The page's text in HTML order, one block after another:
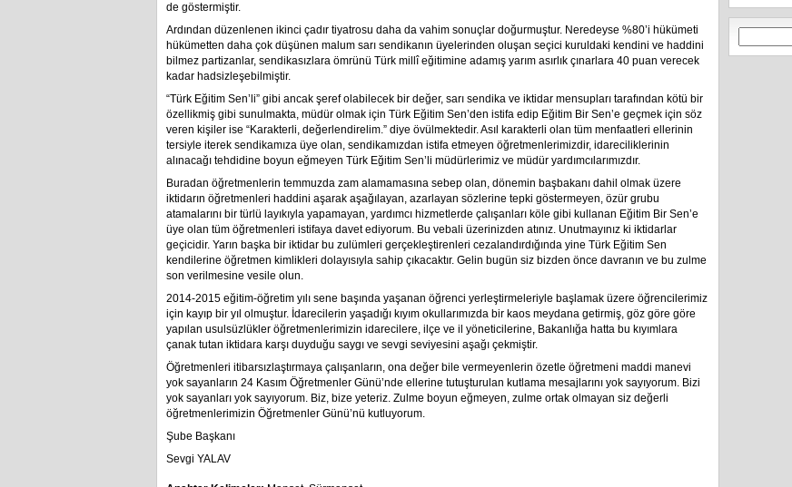
de göstermiştir.
Ardından düzenlenen ikinci çadır tiyatrosu daha da vahim sonuçlar doğurmuştur. Neredeyse %80’i hükümeti
hükümetten daha çok düşünen malum sarı sendikanın üyelerinden oluşan seçici kuruldaki kendini ve haddini
bilmez partizanlar, sendikasızlara ömrünü Türk millî eğitimine adamış yarım asırlık çınarlara 40 puan verecek
kadar hadsizleşebilmiştir.
“Türk Eğitim Sen’li” gibi ancak şeref olabilecek bir değer, sarı sendika ve iktidar mensupları tarafından kötü bir
özellikmiş gibi sunulmakta, müdür olmak için Türk Eğitim Sen’den istifa edip Eğitim Bir Sen’e geçmek için söz
veren kişiler ise “Karakterli, değerlendirelim.” diye övülmektedir. Asıl karakterli olan tüm menfaatleri ellerinin
tersiyle iterek sendikamıza üye olan, sendikamızdan istifa etmeyen öğretmenlerimizdir, idareciliklerinin
alınacağı tehdidine boyun eğmeyen Türk Eğitim Sen’li müdürlerimiz ve müdür yardımcılarımızdır.
Buradan öğretmenlerin temmuzda zam alamamasına sebep olan, dönemin başbakanı dahil olmak üzere
iktidarın öğretmenleri haddini aşarak aşağılayan, azarlayan sözlerine tepki göstermeyen, özür grubu
atamalarını bir türlü layıkıyla yapamayan, yardımcı hizmetlerde çalışanları köle gibi kullanan Eğitim Bir Sen’e
üye olan tüm öğretmenleri istifaya davet ediyorum. Bu vebali üzerinizden atınız. Unutmayınız ki iktidarlar
geçicidir. Yarın başka bir iktidar bu zulümleri gerçekleştirenleri cezalandırdığında yine Türk Eğitim Sen
kendilerine öğretmen kimlikleri dolayısıyla sahip çıkacaktır. Gelin bugün siz bizden önce davranın ve bu zulme
son verilmesine vesile olun.
2014-2015 eğitim-öğretim yılı sene başında yaşanan öğrenci yerleştirmeleriyle başlamak üzere öğrencilerimiz
için kayıp bir yıl olmuştur. İdarecilerin yaşadığı kıyım okullarımızda bir kaos meydana getirmiş, göz göre göre
yapılan usulsüzlükler öğretmenlerimizin idarecilere, ilçe ve il yöneticilerine, Bakanlığa hatta bu kıyımlara
çanak tutan iktidara karşı duyduğu saygı ve sevgi seviyesini aşağı çekmiştir.
Öğretmenleri itibarsızlaştırmaya çalışanların, ona değer bile vermeyenlerin özetle öğretmeni maddi manevi
yok sayanların 24 Kasım Öğretmenler Günü’nde ellerine tutuşturulan kutlama mesajlarını yok sayıyorum. Bizi
yok sayanları yok sayıyorum. Biz, bize yeteriz. Zulme boyun eğmeyen, zulme ortak olmayan siz değerli
öğretmenlerimizin Öğretmenler Günü’nü kutluyorum.
Şube Başkanı
Sevgi YALAV
Arama: